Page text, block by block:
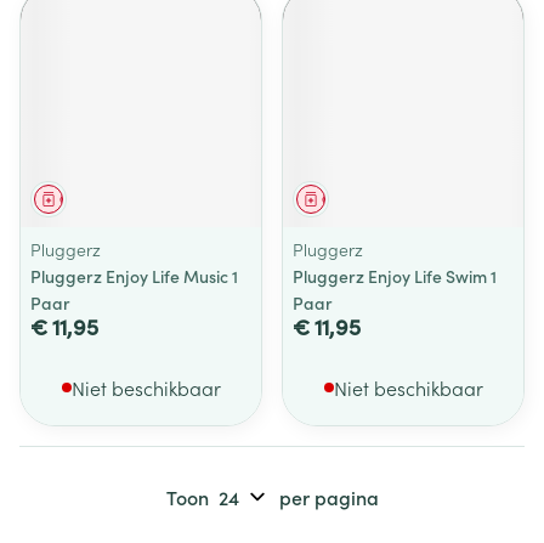
Geneesmiddel
Pluggerz
Pluggerz Enjoy Life Music 1
Paar
€ 11,95
Niet beschikbaar
Geneesmiddel
Pluggerz
Pluggerz Enjoy Life Swim 1
Paar
€ 11,95
Niet beschikbaar
Toon per pagina